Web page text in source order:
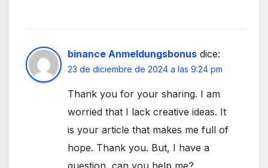
binance Anmeldungsbonus dice:
23 de diciembre de 2024 a las 9:24 pm
Thank you for your sharing. I am
worried that I lack creative ideas. It
is your article that makes me full of
hope. Thank you. But, I have a
question, can you help me?